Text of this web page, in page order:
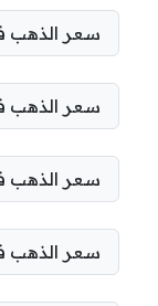
سعر الذهب
سعر الذهب
سعر الذهب
سعر الذهب